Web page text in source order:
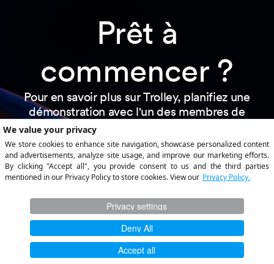
Prêt à
commencer ?
Pour en savoir plus sur Trolley, planifiez une
démonstration avec l'un des membres de
notre équipe ou démarrez un chat avec un
expert produit en sélectionnant la boîte en
bas de votre écran.
Obtenir une démonstration